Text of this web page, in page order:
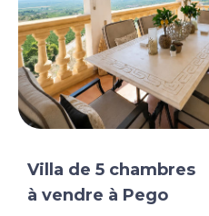
Villa de 5 chambres
à vendre à Pego